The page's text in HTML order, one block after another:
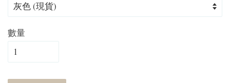
數量